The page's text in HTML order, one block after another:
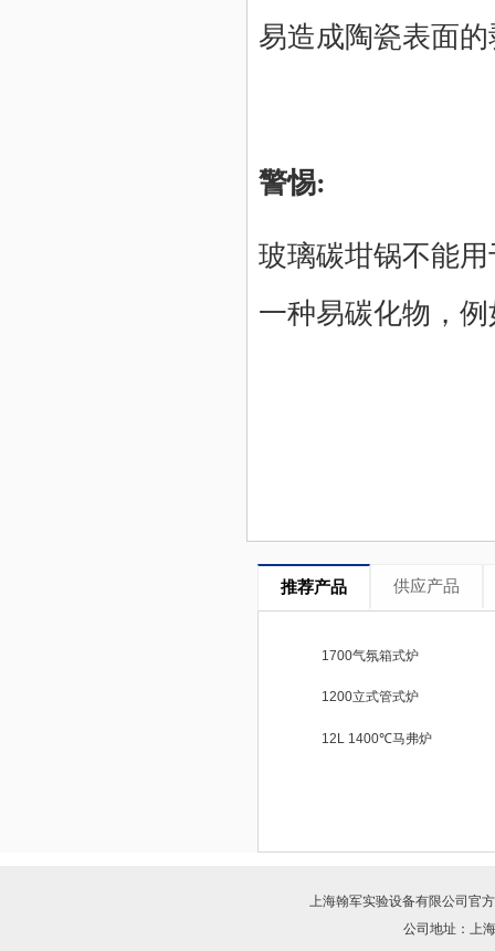
易造成陶瓷表面
警惕:
玻璃碳坩锅不能
一种易碳化物，
推荐产品 供应产品
1700气氛箱式炉
1200立式管式炉
12L 1400℃马弗炉
上海翰军实验设备有限公司 官
公司地址：上